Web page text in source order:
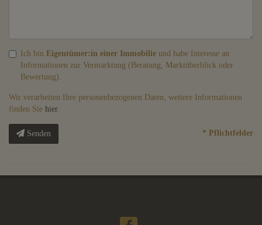
Ich bin Eigentümer:in einer Immobilie und habe Interesse an
Informationen zur Vermarktung (Beratung, Marktüberblick oder
Bewertung).
Wir verarbeiten Ihre personenbezogenen Daten, weitere Informationen
finden Sie hier.
Senden * Pflichtfelder